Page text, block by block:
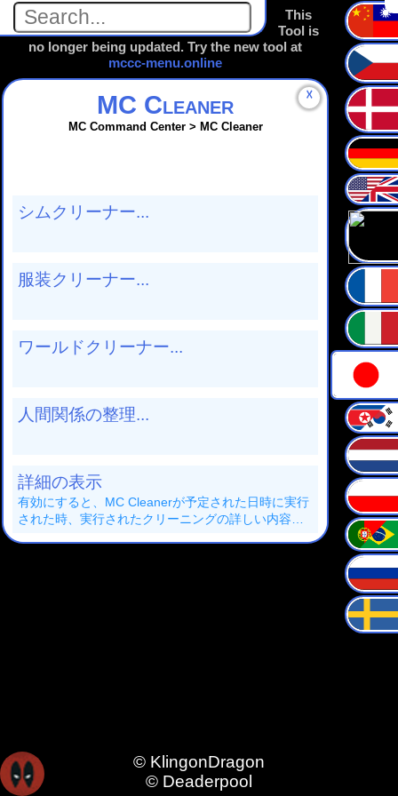
This
Tool is
no longer being updated. Try the new tool at
mccc-menu.online
☓
MC Cleaner
MC Command Center > MC Cleaner
シムクリーナー...
服装クリーナー...
ワールドクリーナー...
人間関係の整理...
詳細の表示
有効にすると、MC Cleanerが予定された日時に実行
された時、実行されたクリーニングの詳しい内容が
© KlingonDragon
© Deaderpool